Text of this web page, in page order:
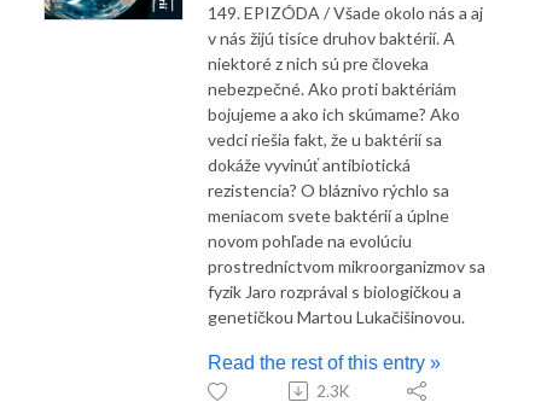
149. EPIZÓDA / Všade okolo nás a aj
v nás žijú tisíce druhov baktérií. A
niektoré z nich sú pre človeka
nebezpečné. Ako proti baktériám
bojujeme a ako ich skúmame? Ako
vedci riešia fakt, že u baktérií sa
dokáže vyvinúť antibiotická
rezistencia? O bláznivo rýchlo sa
meniacom svete baktérií a úplne
novom pohľade na evolúciu
prostredníctvom mikroorganizmov sa
fyzik Jaro rozprával s biologičkou a
genetičkou Martou Lukačišinovou.
Read the rest of this entry »
2.3K